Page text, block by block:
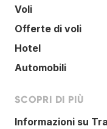
Voli
Offerte di voli
Hotel
Automobili
SCOPRI DI PIÙ
Informazioni su